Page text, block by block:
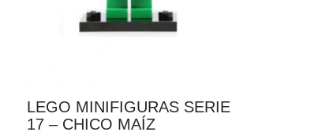
LEGO MINIFIGURAS SERIE
17 – CHICO MAÍZ